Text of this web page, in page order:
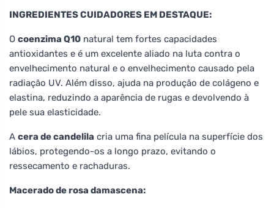
INGREDIENTES CUIDADORES EM DESTAQUE:
O coenzima Q10 natural tem fortes capacidades
antioxidantes e é um excelente aliado na luta contra o
envelhecimento natural e o envelhecimento causado pela
radiação UV. Além disso, ajuda na produção de colágeno e
elastina, reduzindo a aparência de rugas e devolvendo à
pele sua elasticidade.
A cera de candelila cria uma fina película na superfície dos
lábios, protegendo-os a longo prazo, evitando o
ressecamento e rachaduras.
Macerado de rosa damascena: